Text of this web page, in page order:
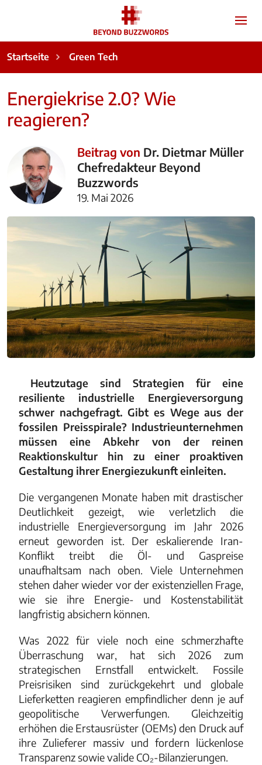
Startseite Green Tech
Energiekrise 2.0? Wie
reagieren?
Beitrag von Dr. Dietmar Müller
Chefredakteur Beyond
Buzzwords
19. Mai 2026
Heutzutage sind Strategien für eine
resiliente industrielle Energieversorgung
schwer nachgefragt. Gibt es Wege aus der
fossilen Preisspirale? Industrieunternehmen
müssen eine Abkehr von der reinen
Reaktionskultur hin zu einer proaktiven
Gestaltung ihrer Energiezukunft einleiten.
Die vergangenen Monate haben mit drastischer
Deutlichkeit gezeigt, wie verletzlich die
industrielle Energieversorgung im Jahr 2026
erneut geworden ist. Der eskalierende Iran-
Konflikt treibt die Öl- und Gaspreise
unaufhaltsam nach oben. Viele Unternehmen
stehen daher wieder vor der existenziellen Frage,
wie sie ihre Energie- und Kostenstabilität
langfristig absichern können.
Was 2022 für viele noch eine schmerzhafte
Überraschung war, hat sich 2026 zum
strategischen Ernstfall entwickelt. Fossile
Preisrisiken sind zurückgekehrt und globale
Lieferketten reagieren empfindlicher denn je auf
geopolitische Verwerfungen. Gleichzeitig
erhöhen die Erstausrüster (OEMs) den Druck auf
ihre Zulieferer massiv und fordern lückenlose
Transparenz sowie valide CO₂-Bilanzierungen.